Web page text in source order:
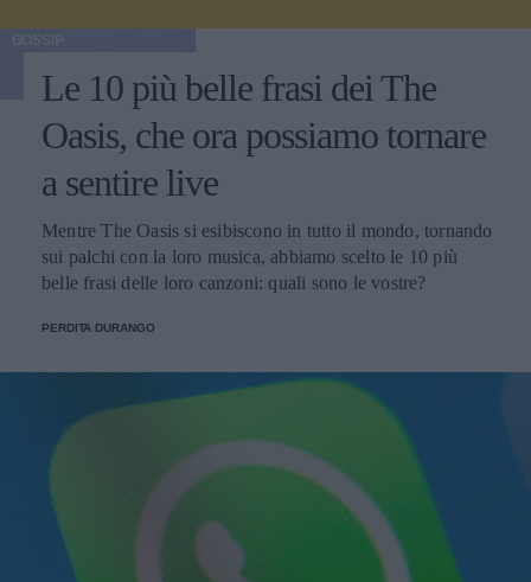
Le 10 più belle frasi dei The
Oasis, che ora possiamo tornare
a sentire live
Mentre The Oasis si esibiscono in tutto il mondo, tornando
sui palchi con la loro musica, abbiamo scelto le 10 più
belle frasi delle loro canzoni: quali sono le vostre?
PERDITA DURANGO